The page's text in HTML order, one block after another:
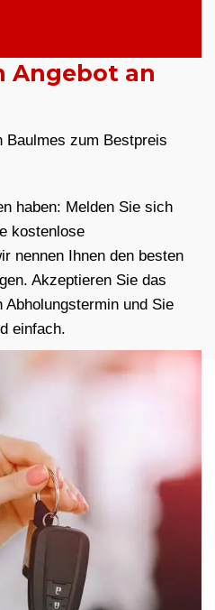
Angebot an
Baulmes zum Bestpreis
haben: Melden Sie sich
kostenlose
nennen Ihnen den besten
Akzeptieren Sie das
Abholungstermin und Sie
einfach.